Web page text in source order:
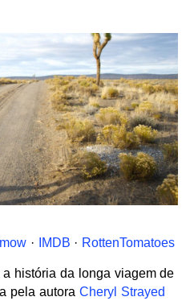
· IMDB · RottenTomatoes
história da longa viagem de
pela autora Cheryl Strayed